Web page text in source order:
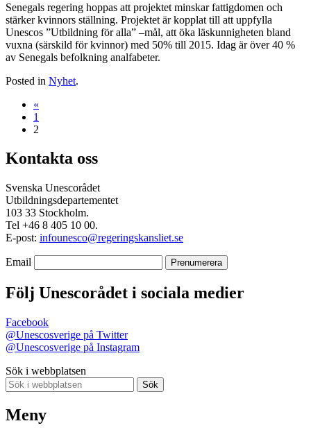
Senegals regering hoppas att projektet minskar fattigdomen och
stärker kvinnors ställning. Projektet är kopplat till att uppfylla
Unescos ”Utbildning för alla” –mål, att öka läskunnigheten bland
vuxna (särskild för kvinnor) med 50% till 2015. Idag är över 40 %
av Senegals befolkning analfabeter.
Posted in Nyhet.
«
1
2
Kontakta oss
Svenska Unescorådet
Utbildningsdepartementet
103 33 Stockholm.
Tel +46 8 405 10 00.
E-post: infounesco@regeringskansliet.se
Email
Följ Unescorådet i sociala medier
Facebook
@Unescosverige på Twitter
@Unescosverige på Instagram
Sök i webbplatsen
Sök
Meny